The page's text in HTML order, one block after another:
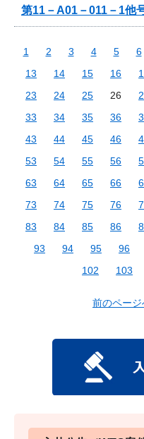
第11－A01－011－1他
1 2 3 4 5 6
13
14 15 16
23
24 25 26
33
34 35 36
43
44 45 46
53
54 55 56
63
64 65 66
73
74 75 76
83
84 85 86
93
94 95 96
102
103
前のページ